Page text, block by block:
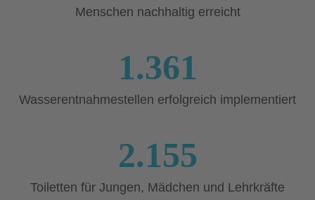
Menschen nachhaltig erreicht
1.361
Wasserentnahmestellen erfolgreich implementiert
2.155
Toiletten für Jungen, Mädchen und Lehrkräfte